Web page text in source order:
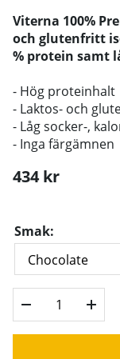
Viterna 100%
och glutenfritt
% protein samt
- Hög proteinhalt
- Laktos- och
- Lågsocker-,
- Inga färgämnen
434kr
Smak: